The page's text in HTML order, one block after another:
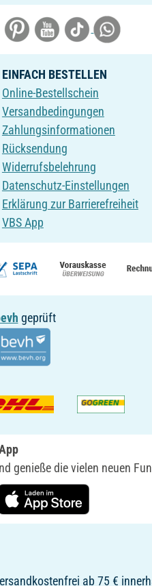
EINFACH BESTELLEN
Online-Bestellschein
Versandbedingungen
Zahlungsinformationen
Rücksendung
Widerrufsbelehrung
Datenschutz-Einstellungen
Erklärung zur Barrierefreiheit
VBS App
geprüft
genieße die vielen neuen
ab 75 €